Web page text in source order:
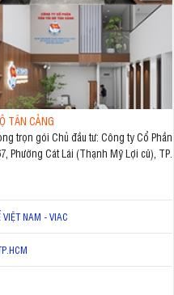
TÂN CẢNG
trọn gói Chủ đầu tư: Công ty Cổ Phần
Cát Lái (Thạnh Mỹ Lợi cũ), TP.
NAM - VIAC